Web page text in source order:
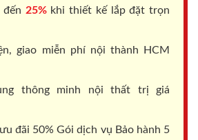
đến 25%khi thiết kế lắp đặt trọn
giao miễn phí nội thành HCM
thông minh nội thất trị giá
đãi 50% Gói dịch vụ Bảo hành 5